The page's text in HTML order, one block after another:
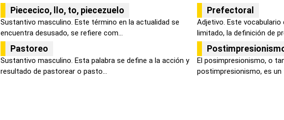
Piececico, llo, to, piecezuelo
Sustantivo masculino. Este término en la actualidad se
encuentra desusado, se refiere com...
Prefectoral
Adjetivo. Este
limitado, la definición de
Pastoreo
Sustantivo masculino. Esta palabra se define a la acción y
resultado de pastorear o pasto...
El posimpresionismo, o
postimpresionismo, es un